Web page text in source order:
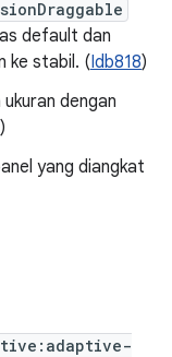
default dan
ke stabil. (Idb818)
dengan
)
yang diangkat